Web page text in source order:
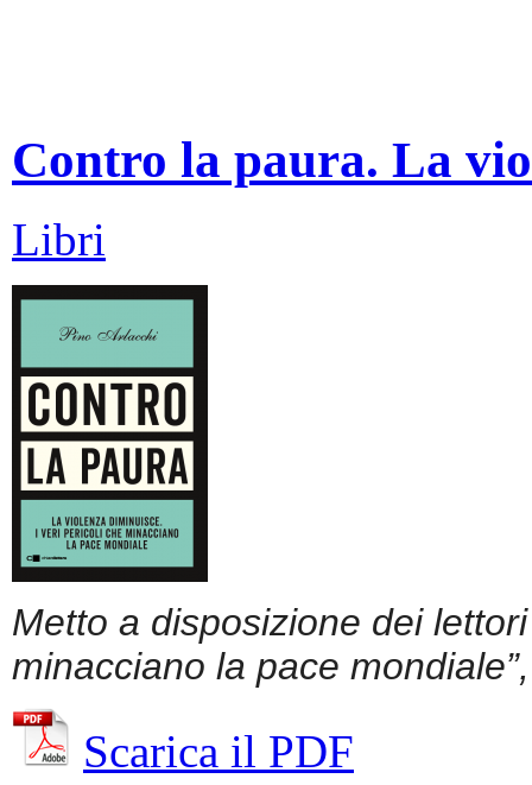
Contro la paura. La
Libri
Metto a disposizione dei
minacciano la pace
Scarica il PDF